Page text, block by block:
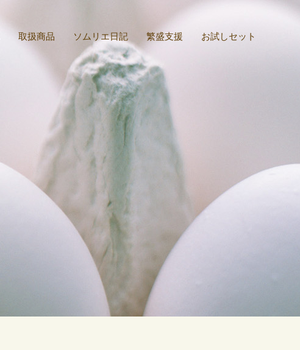
取扱商品 ソムリエ日記 繁盛支援 お試しセット